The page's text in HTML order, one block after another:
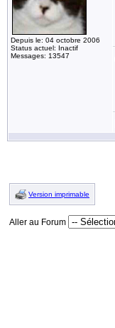
Depuis le: 04 octobre 2006
Status actuel: Inactif
Messages: 13547
Version imprimable
Aller au Forum